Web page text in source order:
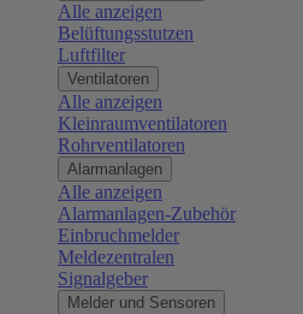
Alle anzeigen
Belüftungsstutzen
Luftfilter
Ventilatoren
Alle anzeigen
Kleinraumventilatoren
Rohrventilatoren
Alarmanlagen
Alle anzeigen
Alarmanlagen-Zubehör
Einbruchmelder
Meldezentralen
Signalgeber
Melder und Sensoren